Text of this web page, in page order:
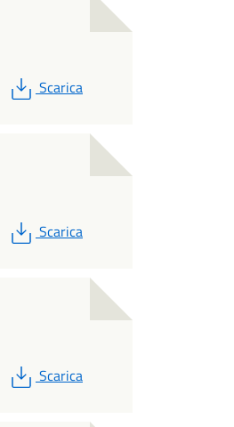
PDF
Scarica
PDF
Scarica
PDF
Scarica